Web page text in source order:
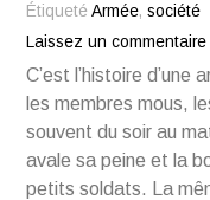
ÉtiquetéArmée,société
Laissez un commentaire
C’est l’histoire
les membres mous,
souvent du soir au
avale sa peine et la
petits soldats. La